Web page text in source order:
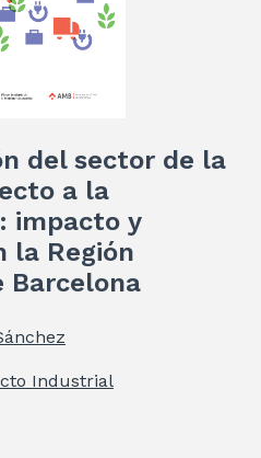
del sector de la
a la
impacto y
la Región
Barcelona
Industrial